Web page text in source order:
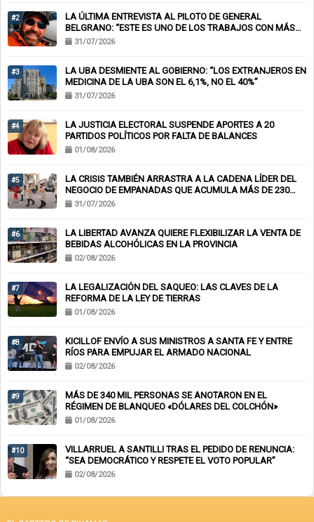
#2
LA ÚLTIMA ENTREVISTA AL PILOTO DE GENERAL
BELGRANO: “ESTE ES UNO DE LOS TRABAJOS CON MÁS
RIESGO”
31/07/2026
#3
LA UBA DESMIENTE AL GOBIERNO: “LOS EXTRANJEROS EN
MEDICINA DE LA UBA SON EL 6,1%, NO EL 40%”
31/07/2026
#4
LA JUSTICIA ELECTORAL SUSPENDE APORTES A 20
PARTIDOS POLÍTICOS POR FALTA DE BALANCES
01/08/2026
#5
LA CRISIS TAMBIÉN ARRASTRA A LA CADENA LÍDER DEL
NEGOCIO DE EMPANADAS QUE ACUMULA MÁS DE 230
CHEQUES RECHAZADOS Y PONE EN RIESGO CIENTOS DE
31/07/2026
#6
LA LIBERTAD AVANZA QUIERE FLEXIBILIZAR LA VENTA DE
BEBIDAS ALCOHÓLICAS EN LA PROVINCIA
02/08/2026
#7
LA LEGALIZACIÓN DEL SAQUEO: LAS CLAVES DE LA
REFORMA DE LA LEY DE TIERRAS
01/08/2026
#8
KICILLOF ENVÍO A SUS MINISTROS A SANTA FE Y ENTRE
RÍOS PARA EMPUJAR EL ARMADO NACIONAL
02/08/2026
#9
MÁS DE 340 MIL PERSONAS SE ANOTARON EN EL
RÉGIMEN DE BLANQUEO «DÓLARES DEL COLCHÓN»
01/08/2026
#10
VILLARRUEL A SANTILLI TRAS EL PEDIDO DE RENUNCIA:
“SEA DEMOCRÁTICO Y RESPETE EL VOTO POPULAR”
02/08/2026